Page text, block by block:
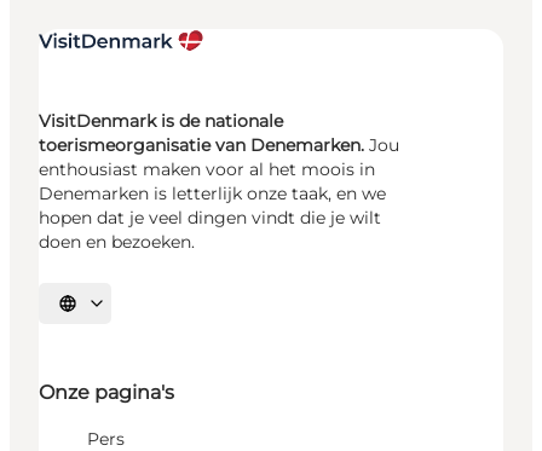
VisitDenmark is de nationale
toerismeorganisatie van Denemarken. Jou
enthousiast maken voor al het moois in
Denemarken is letterlijk onze taak, en we
hopen dat je veel dingen vindt die je wilt
doen en bezoeken.
Selecteer taal
Onze pagina's
Pers